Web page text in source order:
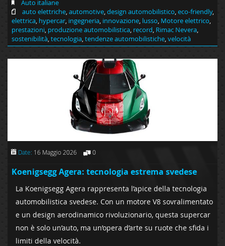
Auto italiane
auto elettriche,automotive,design automobilistico,eco-friendly,
elettrica, hypercar, ingegneria, innovazione, lusso, Motore elettrico,
prestazioni, produzione automobilistica, record, Rimac Nevera,
sostenibilità,tecnologia,tendenze automobilistiche,velocità
Date: 16 Maggio 2026 0
Koenigsegg Agera: tecnologia estrema svedese
La Koenigsegg Agera rappresenta l’apice della tecnologia
automobilistica svedese. Con un motore V8 sovralimentato
e un design aerodinamico rivoluzionario, questa supercar
non è solo un’auto, ma un’opera d’arte su ruote che sfida i
limiti della velocità.